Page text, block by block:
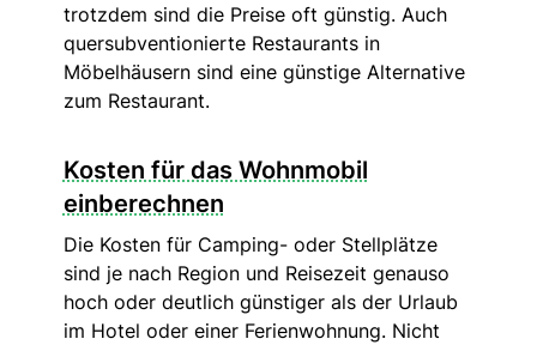
trotzdem sind die Preise oft günstig. Auch
quersubventionierte Restaurants in
Möbelhäusern sind eine günstige Alternative
zum Restaurant.
Kosten für das Wohnmobil
einberechnen
Die Kosten für Camping- oder Stellplätze
sind je nach Region und Reisezeit genauso
hoch oder deutlich günstiger als der Urlaub
im Hotel oder einer Ferienwohnung. Nicht